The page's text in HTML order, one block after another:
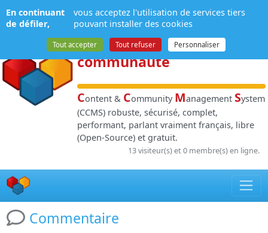
NPDS:Gestion de
contenuet de
communauté
Content & Community Management System
(CCMS) robuste, sécurisé, complet,
performant, parlant vraiment français, libre
(Open-Source) et gratuit.
13 visiteur(s) et 0 membre(s) en ligne.
Commentaire
Panneau de gestion des cookies
En continuant
de défiler,
vous acceptez l'utilisation de services tiers
pouvant installer des cookies
Tout accepter Tout refuser Personnaliser